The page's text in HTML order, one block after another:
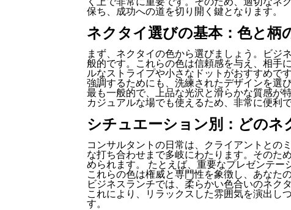
保ち、成功への道を切り開く鍵となります。
ネクタイ選びの基本：色と柄
まず、ネクタイの色から選びましょう。ビジ
般的です。これらの色は信頼感を与え、相手
ルなストライプや小さなドットがおすすめで
強調するためにも、洗練されたデザインを選
最も一般的で、上品な光沢と滑らかな質感が
カジュアルな場でも使えるため、非常に便利で
シチュエーション別：どのネ
コンサルタントの日常は、クライアントとの
な打ち合わせまで多岐にわたります。そのた
められます。 たとえば、重要なプレゼンテー
これらの色は権威と専門性を象徴し、あなた
ビジネスランチでは、柔らかい色合いのネク
これにより、リラックスした雰囲気を演出し
す。